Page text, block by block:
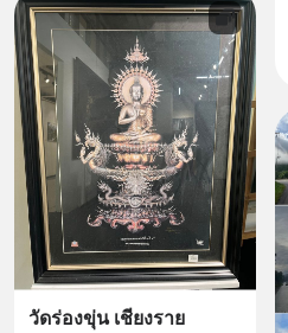
วัดร่องขุ่น เชียงราย